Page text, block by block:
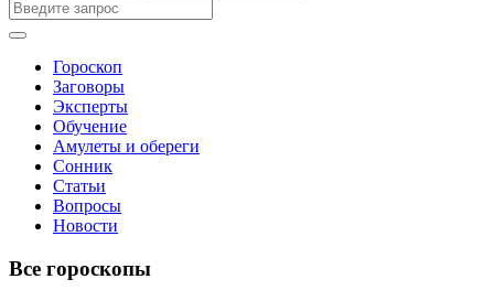
Гороскоп
Заговоры
Эксперты
Обучение
Амулеты и обереги
Сонник
Статьи
Вопросы
Новости
Все гороскопы